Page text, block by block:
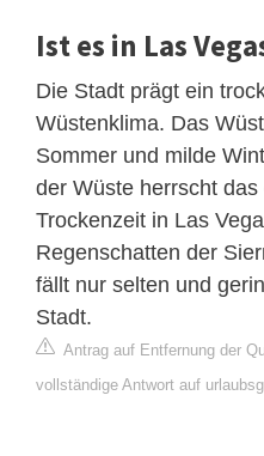
Ist es in Las
Die Stadt prägt ein
Wüstenklima. Das
Sommer und milde
der Wüste herrscht
Trockenzeit in Las
Regenschatten der
fällt nur selten und
Stadt.
Antrag auf Entfernung der
vollständige Antwort auf